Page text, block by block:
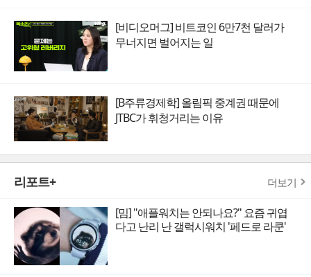
[비디오머그] 비트코인 6만7천 달러가
무너지면 벌어지는 일
[B주류경제학] 올림픽 중계권 때문에
JTBC가 휘청거리는 이유
리포트+ 더보기
[밈] "애플워치는 안되나요?" 요즘 귀엽
다고 난리 난 갤럭시워치 '페드로 라쿤'